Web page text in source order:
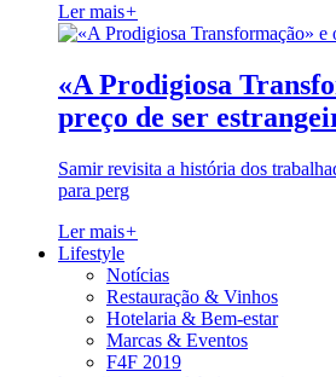
Ler mais+
«A Prodigiosa
preço de ser
Samir revisita a história dos
para perg
Ler mais+
Lifestyle
Notícias
Restauração & Vinhos
Hotelaria & Bem-estar
Marcas & Eventos
F4F 2019